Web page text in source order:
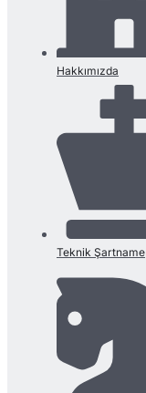
Hakkımızda
Teknik Şartname